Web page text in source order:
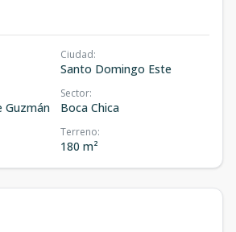
Ciudad:
Santo Domingo Este
Guzmán
Sector:
Boca Chica
Terreno:
180 m²